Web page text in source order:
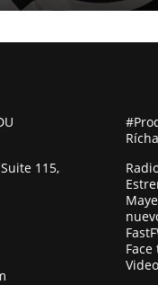
115,